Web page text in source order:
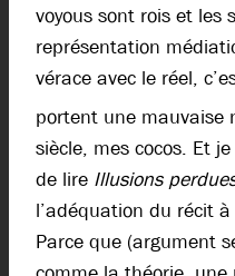
voyous sont rois et les
représentation
vérace avec le réel,
portent une mauvaise
siècle, mes cocos. Et
de lire Illusions
l’adéquation du récit
Parce que (argument